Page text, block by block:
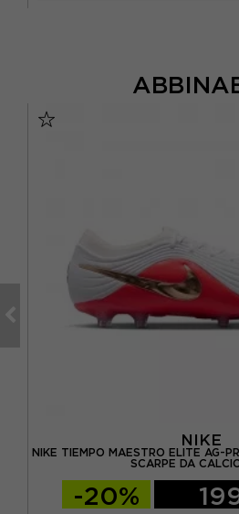
NIKE
NIKE TIEMPO MAESTRO ELITE AG-
SCARPE DA
-20%